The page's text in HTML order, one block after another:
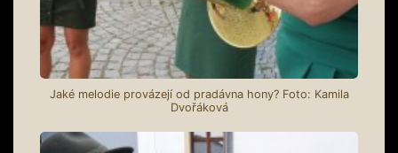
Jaké melodie provázejí od pradávna hony? Foto: Kamila
Dvořáková